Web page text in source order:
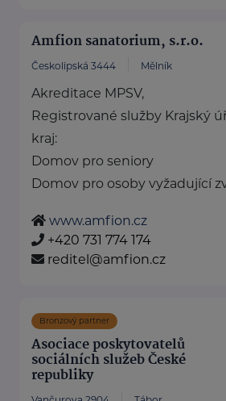
Amfion sanatorium, s.r.o.
Českolipská 3444 Mělník
Akreditace MPSV,
Registrované služby Krajský
kraj:
Domov pro seniory
Domov pro osoby vyžadující
www.amfion.cz
+420 731 774 174
reditel@amfion.cz
Bronzový partner
Asociace poskytovatelů
sociálních služeb České
republiky